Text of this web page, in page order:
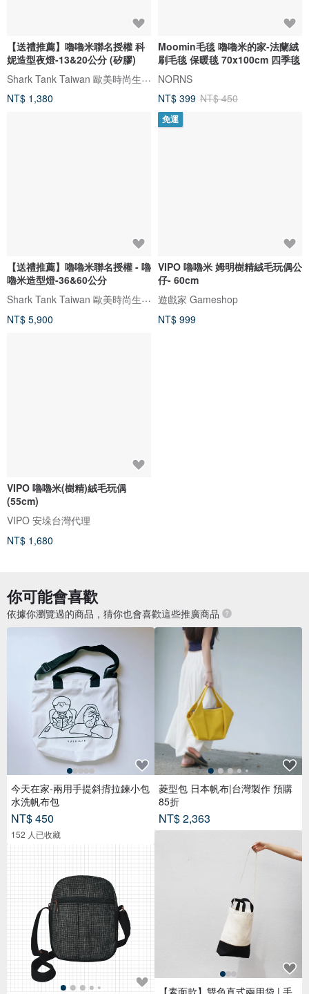
【送禮推薦】嚕嚕米聯名授權 科
妮造型夜燈-13&20公分 (矽膠)
Shark Tank Taiwan 歐美時尚生活網
NT$ 1,380
Moomin毛毯 嚕嚕米的家-法蘭絨
刷毛毯 保暖毯 70x100cm 四季毯
NORNS
NT$ 399 NT$ 450
【送禮推薦】嚕嚕米聯名授權 - 嚕
嚕米造型燈-36&60公分
Shark Tank Taiwan 歐美時尚生活網
NT$ 5,900
免運
VIPO 嚕嚕米 姆明樹精絨毛玩偶公
仔- 60cm
遊戲家 Gameshop
NT$ 999
VIPO 嚕嚕米(樹精)絨毛玩偶
(55cm)
VIPO 安垛台灣代理
NT$ 1,680
你可能會喜歡
依據你瀏覽過的商品，猜你也會喜歡這些推廣商品
今天在家-兩用手提斜揹拉鍊小包
水洗帆布包
NT$ 450
152 人已收藏
菱型包 日本帆布|台灣製作 預購
85折
NT$ 2,363